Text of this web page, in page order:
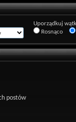
Uporządkuj
Rosnąco
postów